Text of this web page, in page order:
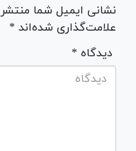
نشانی ایمیل شما
علامت‌گذاری شده‌اند *
* دیدگاه